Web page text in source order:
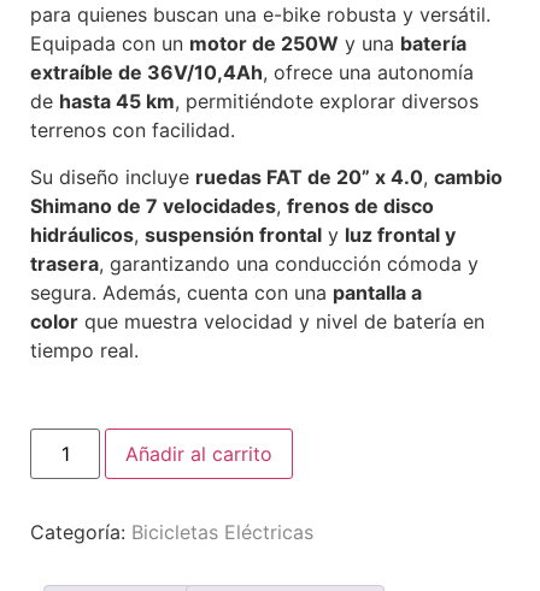
para quienes buscan una e-bike robusta y versátil.
Equipada con un motor de 250W y una batería
extraíble de 36V/10,4Ah, ofrece una autonomía
de hasta 45 km, permitiéndote explorar diversos
terrenos con facilidad.
Su diseño incluye ruedas FAT de 20” x 4.0, cambio
Shimano de 7 velocidades, frenos de disco
hidráulicos, suspensión frontal y luz frontal y
trasera, garantizando una conducción cómoda y
segura. Además, cuenta con una pantalla a
color que muestra velocidad y nivel de batería en
tiempo real.
Añadir al carrito
Categoría: Bicicletas Eléctricas